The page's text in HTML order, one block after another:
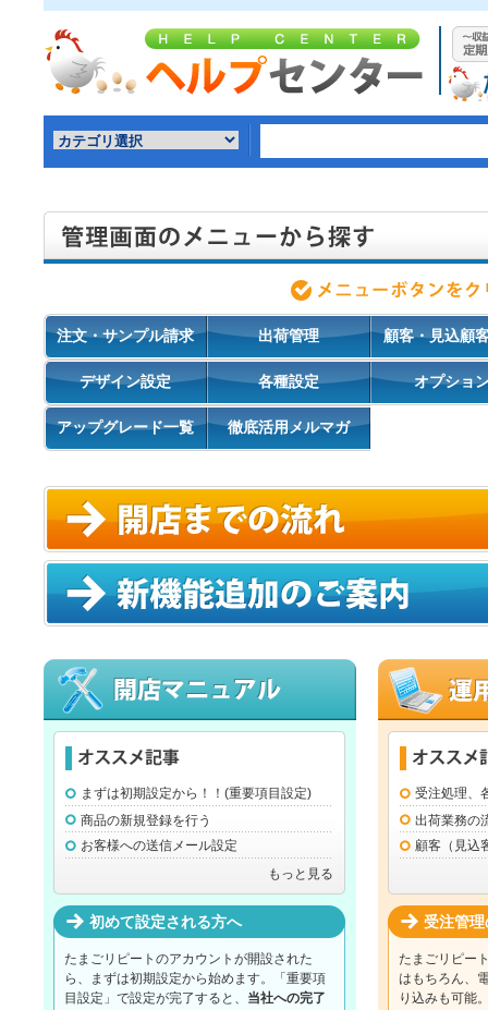
注文・サンプル請求 出荷管理 顧客・見込顧
デザイン設定 各種設定 オプショ
アップグレード一覧 徹底活用メルマガ
まずは初期設定から！！(重要項目設定)
商品の新規登録を行う
お客様への送信メール設定
もっと見る
初めて設定される方へ
たまごリピートのアカウントが開設された
ら、まずは初期設定から始めます。「重要項
目設定」で設定が完了すると、 当社への完了
受注処理、
出荷業務の
顧客（見込
受注管
たまごリピー
はもちろん、
り込みも可能